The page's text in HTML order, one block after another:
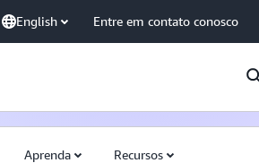
English Entre em contato conosco
Aprenda Recursos